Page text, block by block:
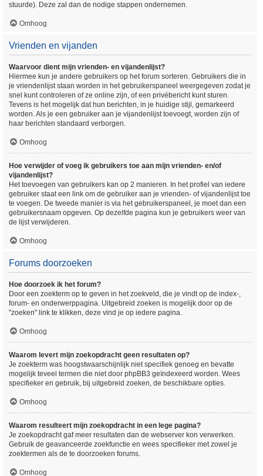
stuurde). Deze zal dan de nodige stappen ondernemen.
Omhoog
Vrienden en vijanden
Waarvoor dient mijn vrienden- en vijandenlijst?
Hiermee kun je andere gebruikers op het forum sorteren. Gebruikers die in
je vriendenlijst staan worden in het gebruikerspaneel weergegeven zodat je
snel kunt controleren of ze online zijn, of een privébericht kunt sturen.
Tevens is het mogelijk dat hun berichten, in je huidige stijl, gemarkeerd
worden. Als je een gebruiker aan je vijandenlijst toevoegt, worden zijn of
haar berichten standaard verborgen.
Omhoog
Hoe verwijder of voeg ik gebruikers toe aan mijn vrienden- en/of
vijandenlijst?
Het toevoegen van gebruikers kan op 2 manieren. In het profiel van iedere
gebruiker staat een link om de gebruiker aan je vrienden- of vijandenlijst toe
te voegen. De tweede manier is via het gebruikerspaneel, je moet dan een
gebruikersnaam opgeven. Op dezelfde pagina kun je gebruikers weer van
de lijst verwijderen.
Omhoog
Forums doorzoeken
Hoe doorzoek ik het forum?
Door een zoekterm op te geven in het zoekveld, die je vindt op de index-,
forum- en onderwerppagina. Uitgebreid zoeken is mogelijk door op de
"zoeken" link te klikken, deze vind je op iedere pagina.
Omhoog
Waarom levert mijn zoekopdracht geen resultaten op?
Je zoekterm was hoogstwaarschijnlijk niet specifiek genoeg en bevatte
mogelijk teveel termen die niet door phpBB3 geïndexeerd worden. Wees
specifieker en gebruik, bij uitgebreid zoeken, de beschikbare opties.
Omhoog
Waarom resulteert mijn zoekopdracht in een lege pagina?
Je zoekopdracht gaf meer resultaten dan de webserver kon verwerken.
Gebruik de geavanceerde zoekfunctie en wees specifieker met zowel je
zoektermen als de te doorzoeken forums.
Omhoog